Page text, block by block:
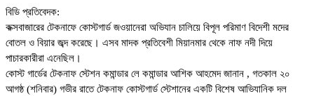
বিডি প্রতিবেদক:
কক্সবাজারের টেকনাফে কোস্টগার্ড জওয়ানেরা অভিযান চালিয়ে বিপূল পরিমাণ বিদেশী মদের
বোতল ও বিয়ার জব্দ করেছে। এসব মাদক প্রতিবেশী মিয়ানমার থেকে নাফ নদী দিয়ে
পাচারকারীরা এনেছিল।
কোস্ট গার্ডের টেকনাফ স্টেশন কমান্ডার লে কমান্ডার আশিক আহমেদ জানান , গতকাল ২০
আগষ্ঠ (শনিবার) গভীর রাতে টেকনাফ কোস্টগার্ড স্টেশানের একটি বিশেষ আভিযানিক দল